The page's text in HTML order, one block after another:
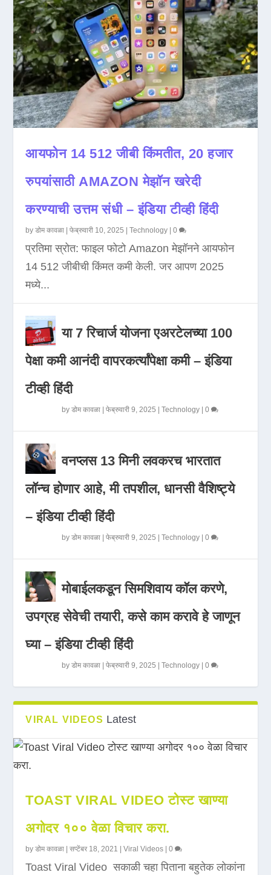
आयफोन 14 512 जीबी किंमतीत, 20 हजार
रुपयांसाठी AMAZON मेझॉन खरेदी
करण्याची उत्तम संधी – इंडिया टीव्ही हिंदी
byडोम कावळा |फेब्रुवारी 10, 2025 |Technology |0
प्रतिमा स्रोत: फाइल फोटो Amazon मेझॉनने आयफोन
14 512 जीबीची किंमत कमी केली. जर आपण 2025
मध्ये...
या 7 रिचार्ज योजना एअरटेलच्या 100
पेक्षा कमी आनंदी वापरकर्त्यांपेक्षा कमी – इंडिया
टीव्ही हिंदी
byडोम कावळा |फेब्रुवारी 9, 2025 |Technology |0
वनप्लस 13 मिनी लवकरच भारतात
लॉन्च होणार आहे, मी तपशील, धानसी वैशिष्ट्ये
– इंडिया टीव्ही हिंदी
byडोम कावळा |फेब्रुवारी 9, 2025 |Technology |0
मोबाईलकडून सिमशिवाय कॉल करणे,
उपग्रह सेवेची तयारी, कसे काम करावे हे जाणून
घ्या – इंडिया टीव्ही हिंदी
byडोम कावळा |फेब्रुवारी 9, 2025 |Technology |0
VIRAL VIDEOS Latest
TOAST VIRAL VIDEO टोस्ट खाण्या
अगोदर १०० वेळा विचार करा.
byडोम कावळा |सप्टेंबर 18, 2021 |Viral Videos |0
Toast Viral Video सकाळी चहा पिताना बहुतेक लोकांना